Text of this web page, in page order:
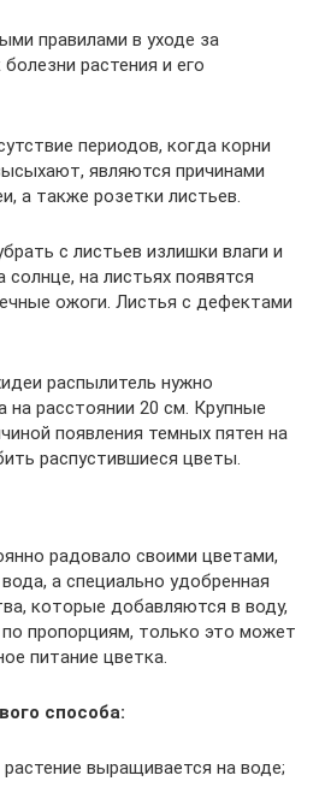
правилами в уходе за
растения и его
периодов, когда корни
являются причинами
а также розетки листьев.
с листьев излишки влаги и
на листьях появятся
ожоги. Листья с дефектами
распылитель нужно
на расстоянии 20 см. Крупные
появления темных пятен на
распустившиеся цветы.
радовало своими цветами,
а специально удобренная
которые добавляются в воду,
пропорциям, только это может
питание цветка.
способа:
выращивается на воде;